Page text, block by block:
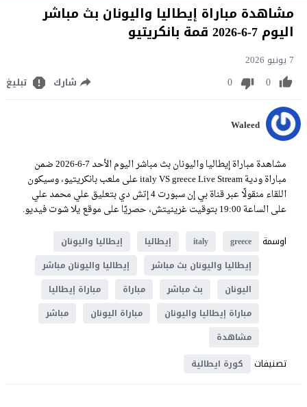
مشاهدة مباراة إيطاليا واليونان بث مباشر
اليوم 7-6-2026 قمة بانكريتيو
7 يونيو 2026
0
0 شارك تبليغ
Waleed
مشاهدة مباراة إيطاليا واليونان بث مباشر اليوم الأحد 7-6-2026 ضمن
مباراة ودية italy VS greece Live Stream على ملعب بانكريتيو، وسيكون
اللقاء منقولًا عبر قناة بي إن سبورت 4 إتش دي بتعليق علي محمد علي
على الساعة 19:00 بتوقيت غرينيتش، حصريًا على موقع يلا شوت فيديو.
اوسمة
greece
italy إيطاليا
إيطاليا واليونان
إيطاليا واليونان بث مباشر
إيطاليا واليونان مباشر
اليونان
بث مباشر مباراة
مباراة إيطاليا
مباراة إيطاليا واليونان
مباراة اليونان
مباشر
مشاهدة
تصنيفات كورة ايطالية